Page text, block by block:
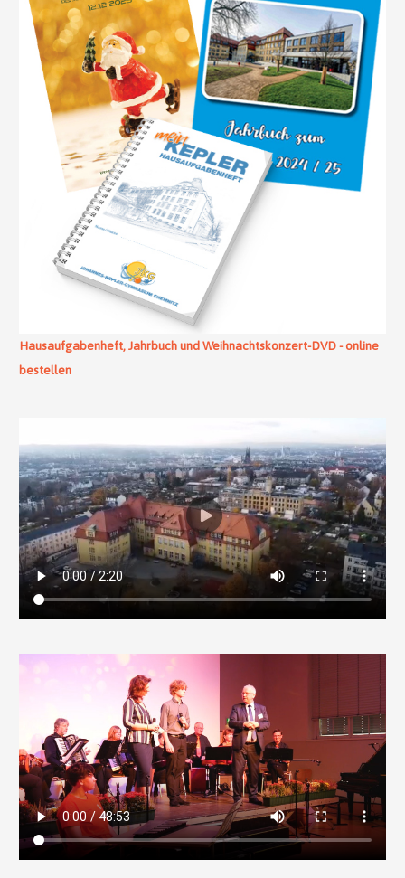
Hausaufgabenheft, Jahrbuch und Weihnachtskonzert-DVD - online
bestellen